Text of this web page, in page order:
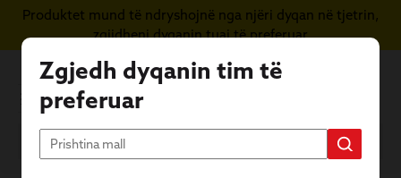
Kapërce te përmbajtja kryesore
Produktet mund të ndryshojnë nga njëri dyqan në tjetrin,
zgjidheni dyqanin tuaj të preferuar
Zgjedh dyqanin tim të
preferuar